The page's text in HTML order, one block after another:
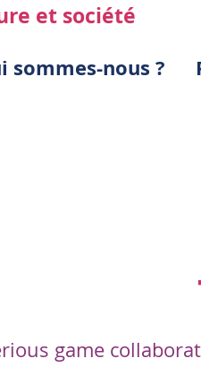
et société
sommes-nous ?
game